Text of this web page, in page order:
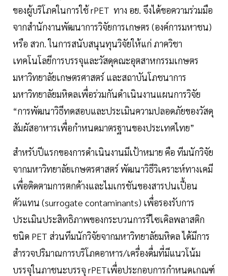
ของผู้บริโภคในการใช้ rPET ทาง อย. จึงได้ขอความร่วมมือ
จากสำนักงานพัฒนาการวิจัยการเกษตร (องค์การมหาชน)
หรือ สวก. ในการสนับสนุนทุนวิจัยให้แก่ ภาควิชา
เทคโนโลยีการบรรจุและวัสดุคณะอุตสาหกรรมเกษตร
มหาวิทยาลัยเกษตรศาสตร์ และสถาบันโภชนาการ
มหาวิทยาลัยมหิดลเพื่อร่วมกันดำเนินงานแผนการวิจัย
“การพัฒนาวิธีทดสอบและประเมินความปลอดภัยของวัสดุ
สัมผัสอาหารเพื่อกำหนดมาตรฐานของประเทศไทย”
สำหรับปีแรกของการดำเนินงานมีเป้าหมาย คือ ทีมนักวิจัย
จากมหาวิทยาลัยเกษตรศาสตร์ พัฒนาวิธีวิเคราะห์ทางเคมี
เพื่อติดตามการตกค้างและไมเกรชันของสารปนเปื้อน
ตัวแทน (surrogate contaminants) เพื่อรองรับการ
ประเมินประสิทธิภาพของกระบวนการรีไซเคิลพลาสติก
ชนิด PET ส่วนทีมนักวิจัยจากมหาวิทยาลัยมหิดล ได้มีการ
สำรวจปริมาณการบริโภคอาหาร/เครื่องดื่มที่มีแนวโน้ม
บรรจุในภาชนะบรรจุ rPETเพื่อประกอบการกำหนดเกณฑ์